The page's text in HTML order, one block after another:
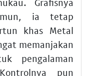
ia tetap
khas Metal
memanjakan
pengalaman
pun